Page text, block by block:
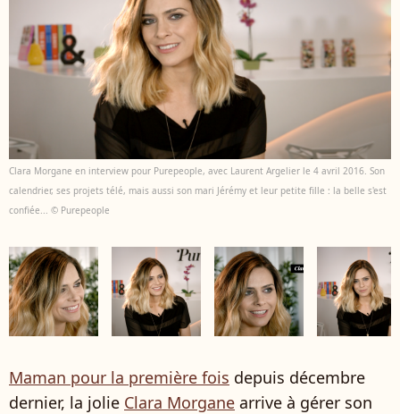
Clara Morgane en interview pour Purepeople, avec Laurent Argelier le 4 avril 2016. Son
calendrier, ses projets télé, mais aussi son mari Jérémy et leur petite fille : la belle s'est
confiée... © Purepeople
Maman pour la première fois depuis décembre
dernier, la jolie Clara Morgane arrive à gérer son